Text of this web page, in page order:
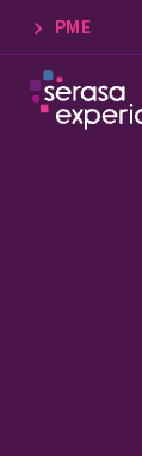
PME